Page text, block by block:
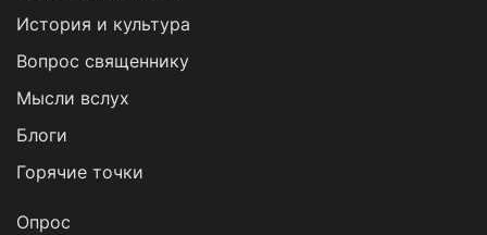
История и культура
Вопрос священнику
Мысли вслух
Блоги
Горячие точки
Опрос